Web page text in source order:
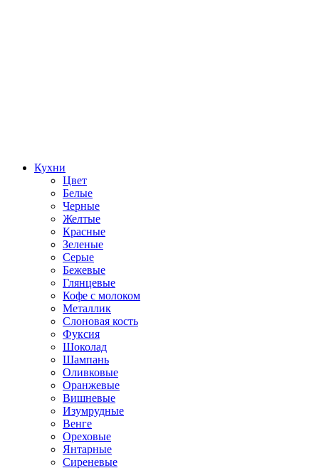
Кухни
Цвет
Белые
Черные
Желтые
Красные
Зеленые
Серые
Бежевые
Глянцевые
Кофе с молоком
Металлик
Слоновая кость
Фуксия
Шоколад
Шампань
Оливковые
Оранжевые
Вишневые
Изумрудные
Венге
Ореховые
Янтарные
Сиреневые